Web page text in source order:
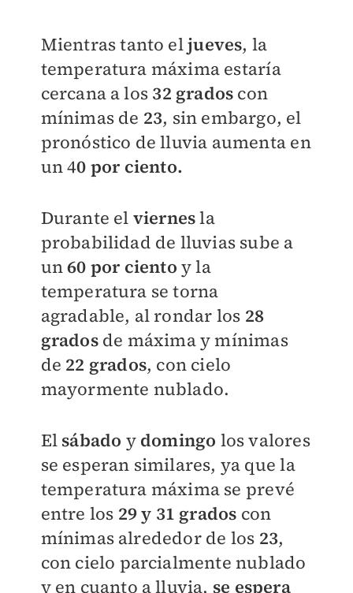
Mientras tanto eljueves, la
temperatura máxima estaría
cercana a los 32 grados con
mínimas de 23, sin embargo, el
pronóstico de lluvia aumenta en
un 40 por ciento.
Durante el viernesla
probabilidad de lluvias sube a
un60 por ciento y la
temperatura se torna
agradable, al rondar los 28
gradosde máxima y mínimas
de 22 grados, con cielo
mayormente nublado.
El sábado y domingo los valores
se esperan similares, ya que la
temperatura máxima se prevé
entre los 29 y 31 grados con
mínimas alrededor de los 23,
con cielo parcialmente nublado
y en cuanto a lluvia, se espera